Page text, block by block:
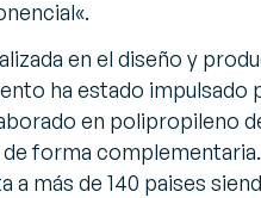
«.
en el diseño y
ha estado impulsado
en polipropileno
forma
más de 140 paises